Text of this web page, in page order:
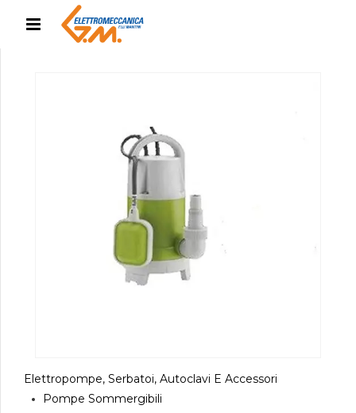
Elettropompe, Serbatoi, Autoclavi E Accessori
Pompe Sommergibili